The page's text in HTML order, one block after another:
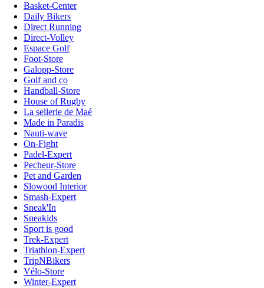
Basket-Center
Daily Bikers
Direct Running
Direct-Volley
Espace Golf
Foot-Store
Galopp-Store
Golf and co
Handball-Store
House of Rugby
La sellerie de Maé
Made in Paradis
Nauti-wave
On-Fight
Padel-Expert
Pecheur-Store
Pet and Garden
Slowood Interior
Smash-Expert
Sneak'In
Sneakids
Sport is good
Trek-Expert
Triathlon-Expert
TripNBikers
Vélo-Store
Winter-Expert